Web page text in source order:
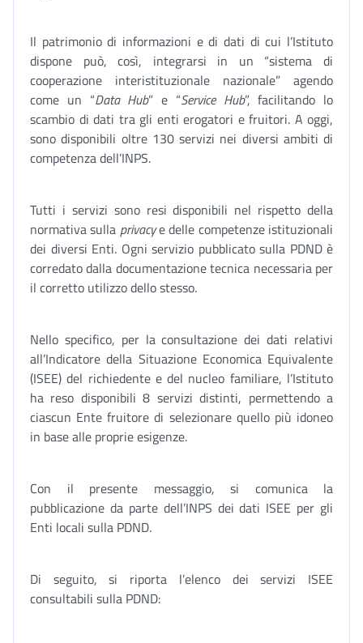
Il patrimonio di informazioni e di dati di cui l’Istituto
dispone può, così, integrarsi in un “sistema di
cooperazione interistituzionale nazionale” agendo
come un “Data Hub” e “Service Hub”, facilitando lo
scambio di dati tra gli enti erogatori e fruitori. A oggi,
sono disponibili oltre 130 servizi nei diversi ambiti di
competenza dell’INPS.
Tutti i servizi sono resi disponibili nel rispetto della
normativa sulla privacye delle competenze istituzionali
dei diversi Enti. Ogni servizio pubblicato sulla PDND è
corredato dalla documentazione tecnica necessaria per
il corretto utilizzo dello stesso.
Nello specifico, per la consultazione dei dati relativi
all’Indicatore della Situazione Economica Equivalente
(ISEE) del richiedente e del nucleo familiare, l’Istituto
ha reso disponibili 8 servizi distinti, permettendo a
ciascun Ente fruitore di selezionare quello più idoneo
in base alle proprie esigenze.
Con il presente messaggio, si comunica la
pubblicazione da parte dell’INPS dei dati ISEE per gli
Enti locali sulla PDND.
Di seguito, si riporta l’elenco dei servizi ISEE
consultabili sulla PDND: